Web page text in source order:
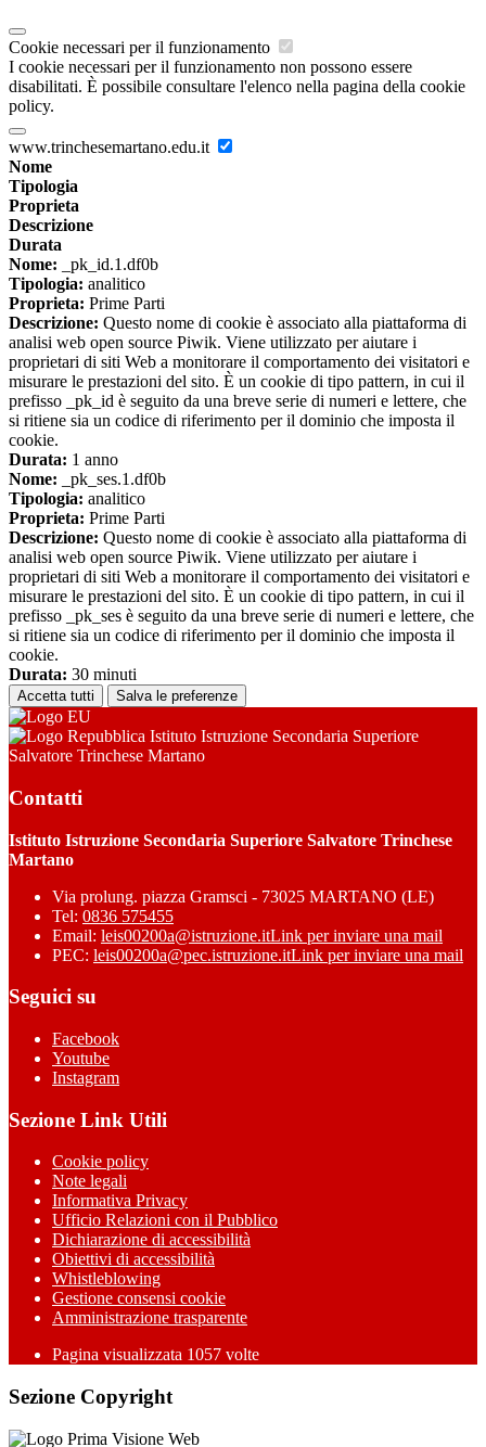
Cookie necessari per il funzionamento
I cookie necessari per il funzionamento non possono essere
disabilitati. È possibile consultare l'elenco nella pagina della cookie
policy.
www.trinchesemartano.edu.it
Nome
Tipologia
Proprieta
Descrizione
Durata
Nome: _pk_id.1.df0b
Tipologia: analitico
Proprieta: Prime Parti
Descrizione: Questo nome di cookie è associato alla piattaforma di
analisi web open source Piwik. Viene utilizzato per aiutare i
proprietari di siti Web a monitorare il comportamento dei visitatori e
misurare le prestazioni del sito. È un cookie di tipo pattern, in cui il
prefisso _pk_id è seguito da una breve serie di numeri e lettere, che
si ritiene sia un codice di riferimento per il dominio che imposta il
cookie.
Durata: 1 anno
Nome: _pk_ses.1.df0b
Tipologia: analitico
Proprieta: Prime Parti
Descrizione: Questo nome di cookie è associato alla piattaforma di
analisi web open source Piwik. Viene utilizzato per aiutare i
proprietari di siti Web a monitorare il comportamento dei visitatori e
misurare le prestazioni del sito. È un cookie di tipo pattern, in cui il
prefisso _pk_ses è seguito da una breve serie di numeri e lettere, che
si ritiene sia un codice di riferimento per il dominio che imposta il
cookie.
Durata: 30 minuti
Accetta tutti Salva le preferenze
Istituto Istruzione Secondaria Superiore
Salvatore Trinchese Martano
Contatti
Istituto Istruzione Secondaria Superiore Salvatore Trinchese
Martano
Via prolung. piazza Gramsci - 73025 MARTANO (LE)
Tel: 0836 575455
Email: leis00200a@istruzione.itLink per inviare una mail
PEC: leis00200a@pec.istruzione.itLink per inviare una mail
Seguici su
Facebook
Youtube
Instagram
Sezione Link Utili
Cookie policy
Note legali
Informativa Privacy
Ufficio Relazioni con il Pubblico
Dichiarazione di accessibilità
Obiettivi di accessibilità
Whistleblowing
Gestione consensi cookie
Amministrazione trasparente
Pagina visualizzata 1057 volte
Sezione Copyright